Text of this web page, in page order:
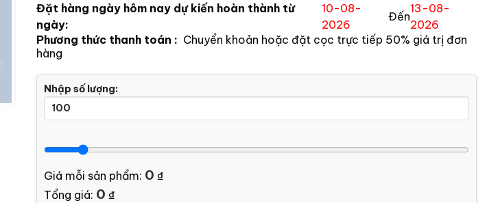
Đặt hàng ngày hôm nay dự kiến hoàn thành từ
ngày:
10-08-
2026
Đến
13-08-
2026
Phương thức thanh toán : Chuyển khoản hoặc đặt cọc trực tiếp 50% giá trị đơn
hàng
Nhập số lượng:
Giá mỗi sản phẩm: 0 ₫
Tổng giá: 0 ₫